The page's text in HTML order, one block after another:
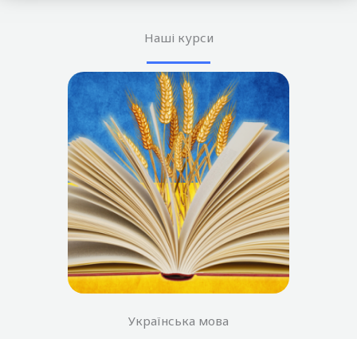
Наші курси
Українська мова